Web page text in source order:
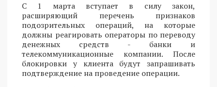
С 1 марта вступает в силу закон,
расширяющий перечень признаков
подозрительных операций, на которые
должны реагировать операторы по переводу
денежных средств - банки и
телекоммуникационные компании. После
блокировки у клиента будут запрашивать
подтверждение на проведение операции.